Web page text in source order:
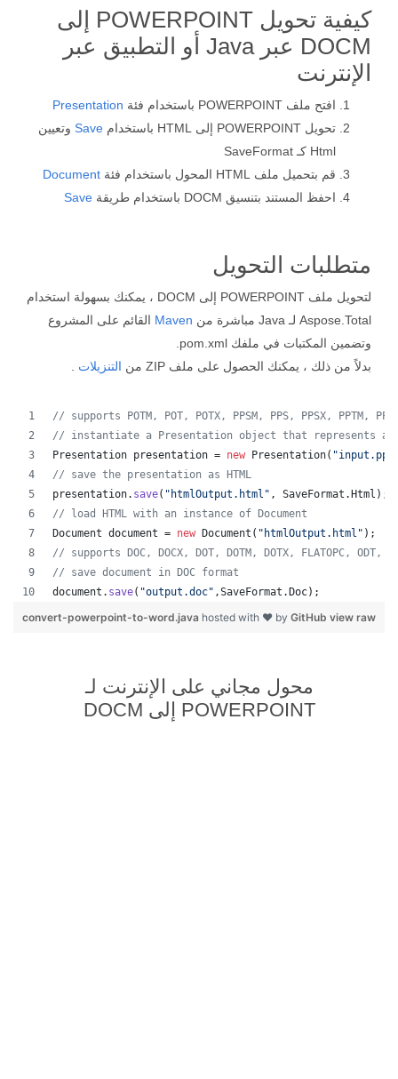
كيفية تحويل POWERPOINT إلى
DOCM عبر Java أو التطبيق عبر
الإنترنت
افتح ملف POWERPOINT باستخدام فئة
Presentation
تحويل POWERPOINT إلى HTML باستخدام
Save وتعيين
Html كـ SaveFormat
قم بتحميل ملف HTML المحول باستخدام فئة
Document
احفظ المستند بتنسيق DOCM باستخدام طريقة
Save
متطلبات التحويل
لتحويل ملف POWERPOINT إلى DOCM ، يمكنك بسهولة استخدام
Aspose.Total لـ Java مباشرة من
Maven القائم على المشروع
وتضمين المكتبات في ملفك pom.xml.
بدلاً من ذلك ، يمكنك الحصول على ملف ZIP من
التنزيلات
// supports POTM, POT, POTX, PPSM, PPS, PPSX, PPTM,
// instantiate a Presentation object that represents a
Presentation presentation = new Presentation(
// save the presentation as HTML
presentation. save( "htmlOutput.html" , SaveFormat . Html );
// load HTML with an instance of Document
Document document = new Document ( "htmlOutput.html" );
// supports DOC, DOCX, DOT, DOTM, DOTX, FLATOPC,
// save document in DOC format
document . save( "output.doc" ,SaveFormat . Doc);
view raw
convert-powerpoint-to-word.java hosted with ❤ by GitHub
محول مجاني على الإنترنت لـ
POWERPOINT إلى DOCM